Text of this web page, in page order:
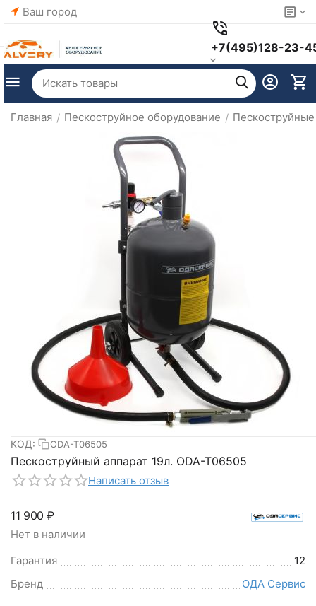
Ваш город
+7(495)128-23-
Главная / Пескоструйное оборудование /
КОД: ODA-T06505
Пескоструйный аппарат 19л. ODA-T06505
Написать отзыв
11 900 ₽
Нет в наличии
Гарантия
12
Бренд
ОДА Сервис